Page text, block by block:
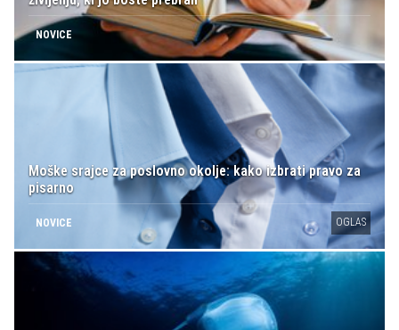
NOVICE
Moške srajce za poslovno okolje: kako izbrati pravo za
pisarno
NOVICE OGLAS